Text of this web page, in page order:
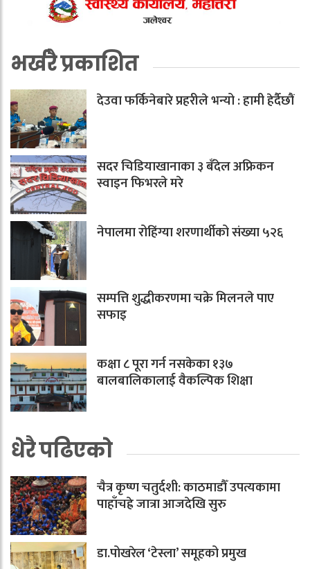
भर्खरै प्रकाशित
देउवा फर्किनेबारे प्रहरीले भन्यो : हामी हेर्दैछौं
सदर चिडियाखानाका ३ बँदेल अफ्रिकन
स्वाइन फिभरले मरे
नेपालमा रोहिंग्या शरणार्थीको संख्या ५२६
सम्पत्ति शुद्धीकरणमा चक्रे मिलनले पाए
सफाइ
कक्षा ८ पूरा गर्न नसकेका १३७
बालबालिकालाई वैकल्पिक शिक्षा
धेरै पढिएको
चैत्र कृष्ण चतुर्दशी: काठमाडौँ उपत्यकामा
पाहाँचह्रे जात्रा आजदेखि सुरु
डा.पोखरेल ‘टेस्ला’ समूहको प्रमुख